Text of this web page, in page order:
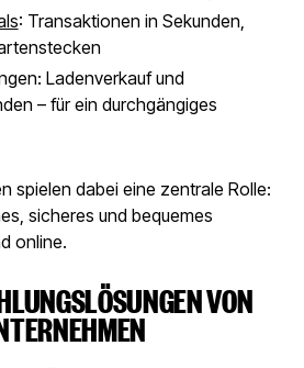
: Transaktionen in Sekunden,
Ladenverkauf und
– für ein durchgängiges
spielen dabei eine zentrale Rolle:
sicheres und bequemes
online.
VON